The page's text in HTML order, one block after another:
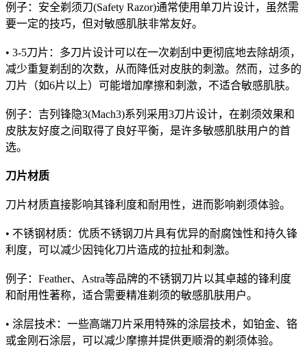
例子：安全剃须刀(Safety Razor)通常使用单刀片设计，虽然需
要一定的技巧，但对敏感肌肤非常友好。
• 3-5刀片：多刀片设计可以在一次剃刮中更彻底地去除胡须，
减少重复剃刮的次数，从而降低对皮肤的刺激。然而，过多的
刀片（如6片以上）可能增加摩擦和刺激，不适合敏感肌肤。
例子：吉列锋隐3(Mach3)系列采用3刀片设计，在剃须效果和
皮肤友好度之间取得了良好平衡，是许多敏感肌肤用户的首
选。
刀片材质
刀片材质直接影响其锋利度和耐用性，进而影响剃须体验。
• 不锈钢材质：优质不锈钢刀片具有优异的耐腐蚀性和持久锋
利度，可以减少因钝化刀片造成的拉扯和刺激。
例子：Feather、Astra等品牌的不锈钢刀片以其卓越的锋利度
和耐用性著称，适合需要精准剃须的敏感肌肤用户。
• 涂层技术：一些高端刀片采用特殊的涂层技术，如铂金、铬
或金刚石涂层，可以减少摩擦并提供更顺滑的剃须体验。